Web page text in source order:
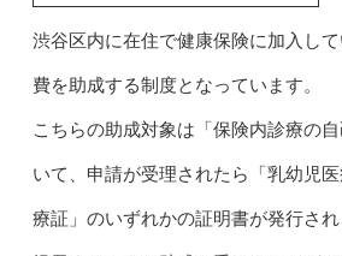
渋谷区内に在住で健康保険に加入し
費を助成する制度となっています。
こちらの助成対象は「保険内診療の
いて、申請が受理されたら「乳幼児
療証」のいずれかの証明書が発行さ